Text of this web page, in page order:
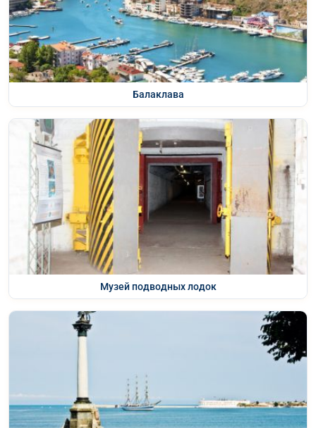
Балаклава
Музей подводных лодок